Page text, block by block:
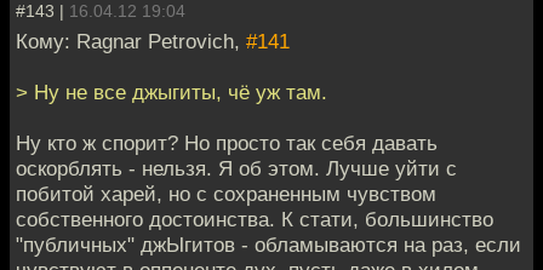
#143 | 16.04.12 19:04
Кому: Ragnar Petrovich, #141
> Ну не все джыгиты, чё уж там.
Ну кто ж спорит? Но просто так себя давать
оскорблять - нельзя. Я об этом. Лучше уйти с
побитой харей, но с сохраненным чувством
собственного достоинства. К стати, большинство
"публичных" джЫгитов - обламываются на раз, если